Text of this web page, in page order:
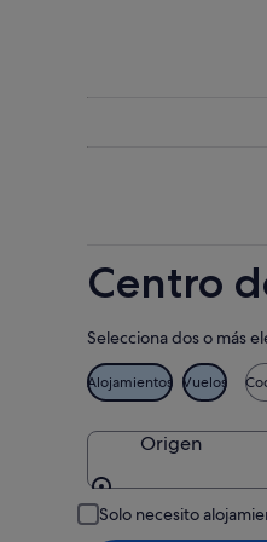
Centro
Selecciona dos o más
Alojamientos Vuelos
Origen
Solo necesito